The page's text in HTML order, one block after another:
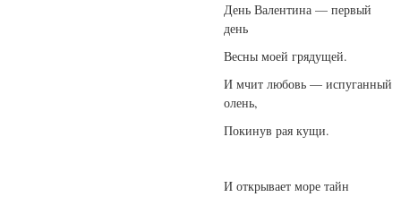
День Валентина — первый
день
Весны моей грядущей.
И мчит любовь — испуганный
олень,
Покинув рая кущи.
И открывает море тайн